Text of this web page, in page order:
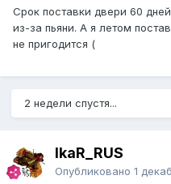
Срок поставки двери 60
из-за пьяни. А я летом
не пригодится (
2 недели спустя...
IkaR_RUS
Опубликовано 1